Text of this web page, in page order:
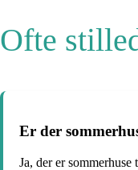
Ofte
Er der
Ja, der er